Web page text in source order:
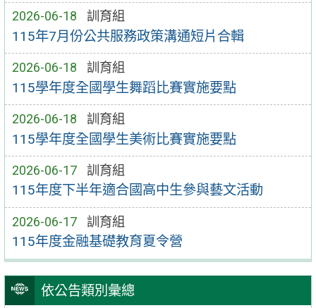
2026-06-18 訓育組
115年7月份公共服務政策溝通短片合輯
2026-06-18 訓育組
115學年度全國學生舞蹈比賽實施要點
2026-06-18 訓育組
115學年度全國學生美術比賽實施要點
2026-06-17 訓育組
115年度下半年適合國高中生參與藝文活動
2026-06-17 訓育組
115年度金融基礎教育夏令營
依公告類別彙總